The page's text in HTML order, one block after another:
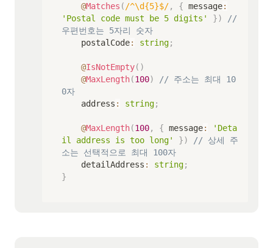
@Matches ( /^\d{5}$/, { message:
'Postal code must be 5 digits'
})
//
우편번호는 5자리 숫자
    postalCode
: string;
@IsNotEmpty( )
@MaxLength(100)
// 주소는 최대 10
0자
    address
: string;
@MaxLength(100, { message:
'Deta
il address is too long'
})
// 상세 주
소는 선택적으로 최대 100자
    detailAddress
: string;
}